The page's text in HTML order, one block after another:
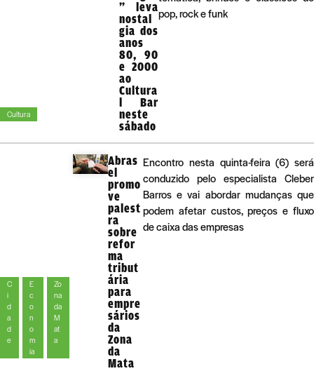
Cultura
” leva
nostal
gia dos
anos
80, 90
e 2000
ao
Cultura
l Bar
neste
sábado
pop, rock e funk
C
i
d
a
d
e
E
c
o
n
o
m
ia
Zo
na
da
M
at
a
Abras
el
promo
ve
palest
ra
sobre
refor
ma
tribut
ária
para
empre
sários
da
Zona
da
Mata
Encontro nesta quinta-feira (6) será
conduzido pelo especialista Cleber
Barros e vai abordar mudanças que
podem afetar custos, preços e fluxo
de caixa das empresas